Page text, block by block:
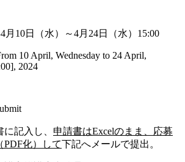
10日（水）～4月24日（水）15:00
10 April, Wednesday to 24 April,
2024
記入し、 申請書はExcelのまま、応募
化）して下記へメールで提出。